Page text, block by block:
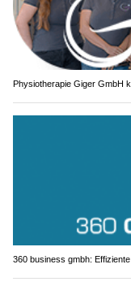
Physiotherapie Giger GmbH
360 business gmbh: